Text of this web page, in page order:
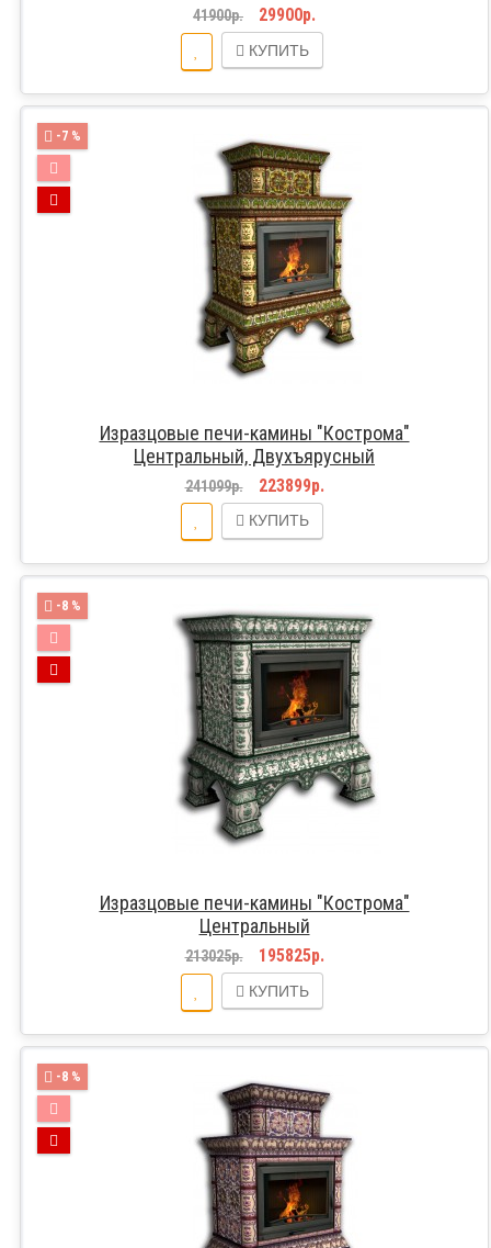
41900р. 29900р.
КУПИТЬ
-7 %
Изразцовые печи-камины "Кострома"
Центральный, Двухъярусный
241099р. 223899р.
КУПИТЬ
-8 %
Изразцовые печи-камины "Кострома"
Центральный
213025р. 195825р.
КУПИТЬ
-8 %